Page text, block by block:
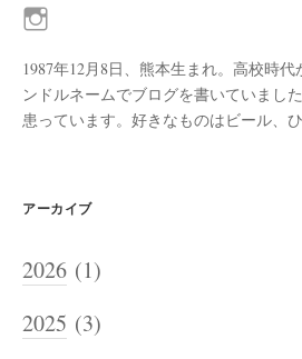
1987年12月8日、熊本生まれ。高校時
ンドルネームでブログを書いていまし
患っています。好きなものはビール、ひ
アーカイブ
2026 (1)
2025 (3)